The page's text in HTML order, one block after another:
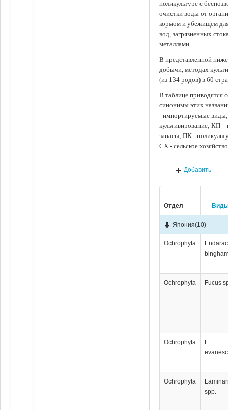
поликультуре с
очистки воды от
кормом и убежищем
вод, загрязненных
металлами.
В представленной
добычи, методах
(из 134 родов) в 60
В таблице приводятся
синонимы этих
- импортируемые
культивирование; КП
запасы; ПК -
СХ - сельское
Добавить
Отдел
Япония(10)
Ochrophyta
Ochrophyta Fucus
Ochrophyta
F.
Ochrophyta
spp.